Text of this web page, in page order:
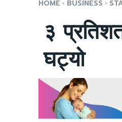
HOME BUSINESS
३
घट्यो